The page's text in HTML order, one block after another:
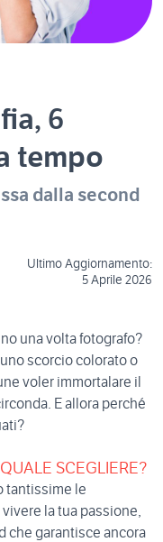
6
tempo
dalla second
Ultimo Aggiornamento:
5 Aprile 2026
una volta fotografo?
uno scorcio colorato o
voler immortalare il
E allora perché
SCEGLIERE?
tantissime le
la tua passione,
che garantisce ancora